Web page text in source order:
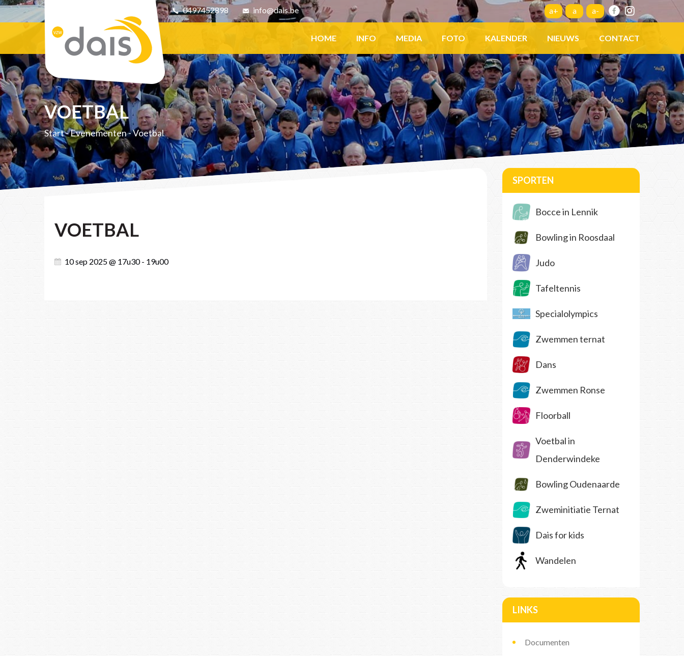
0497452898 info@dais.be Facebook a+ a a-
HOME INFO MEDIA FOTO KALENDER NIEUWS CONTACT
VOETBAL
Start-Evenementen-Voetbal
VOETBAL
10 sep 2025 @ 17u30 - 19u00
SPORTEN
Bocce in Lennik
Bowling in Roosdaal
Judo
Tafeltennis
Specialolympics
Zwemmen ternat
Dans
Zwemmen Ronse
Floorball
Voetbal in
Denderwindeke
Bowling Oudenaarde
Zweminitiatie Ternat
Dais for kids
Wandelen
LINKS
Documenten